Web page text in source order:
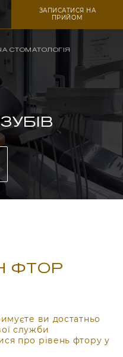
ЗАПИСАТИСЯ НА
ПРИЙОМ
СТОМАТОЛОГІЯ
ФТОР
ви достатньо
служби
про рівень фтору у